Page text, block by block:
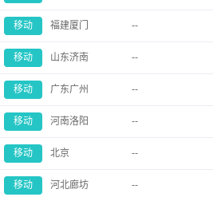
移动 福建厦门 --
移动 山东济南 --
移动 广东广州 --
移动 河南洛阳 --
移动 北京 --
移动 河北廊坊 --